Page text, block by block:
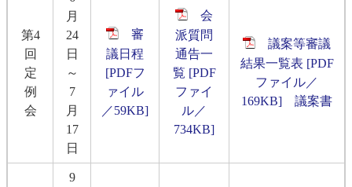
第4
回
定
例
会
月
24
日
～
7
月
17
日
審
議日程
[PDFフ
ァイル
／59KB]
会
派質問
通告一
覧 [PDF
ファイ
ル／
734KB]
議案等審議
結果一覧表 [PDF
ファイル／
169KB]
議案書
9